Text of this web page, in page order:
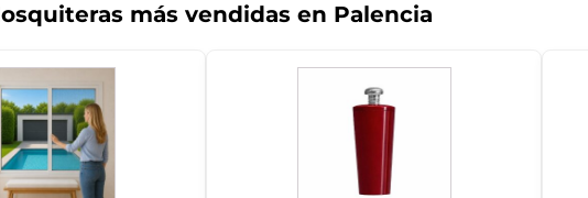
más vendidas en Palencia